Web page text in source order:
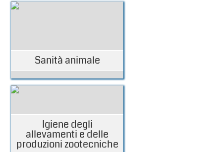
Sanità animale
Igiene degli
allevamenti e delle
produzioni zootecniche